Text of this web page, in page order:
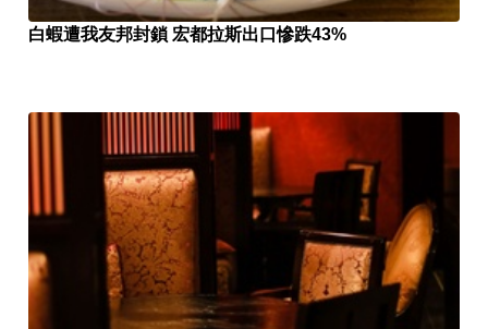
白蝦遭我友邦封鎖 宏都拉斯出口慘跌43%